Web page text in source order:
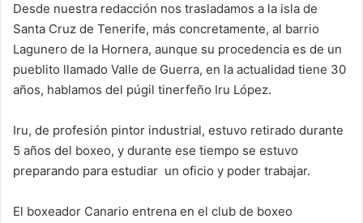
Desde nuestra redacción nos trasladamos a la isla de
Santa Cruz de Tenerife, más concretamente, al barrio
Lagunero de la Hornera, aunque su procedencia es de un
pueblito llamado Valle de Guerra, en la actualidad tiene 30
años, hablamos del púgil tinerfeño Iru López.
Iru, de profesión pintor industrial, estuvo retirado durante
5 años del boxeo, y durante ese tiempo se estuvo
preparando para estudiar un oficio y poder trabajar.
El boxeador Canario entrena en el club de boxeo